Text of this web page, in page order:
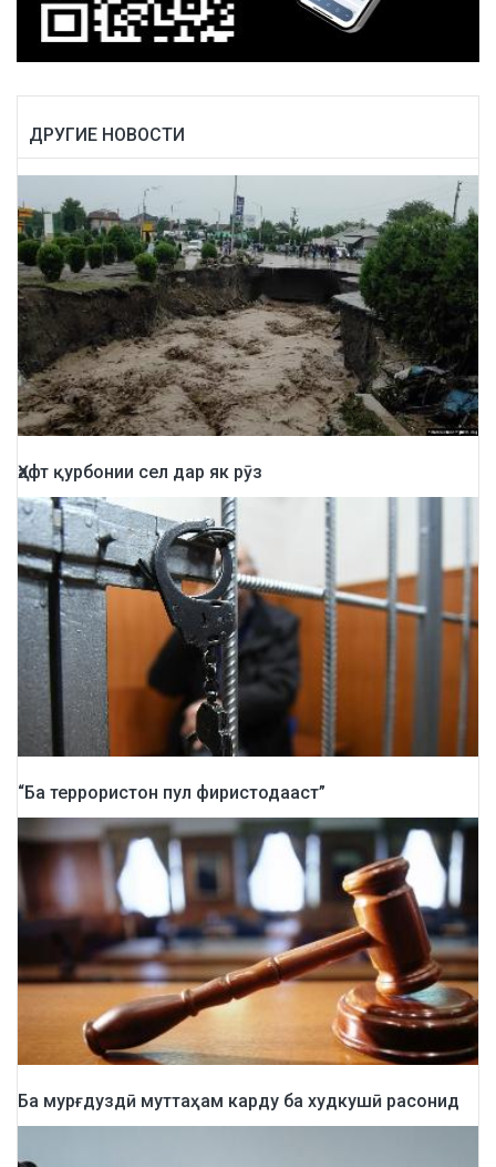
ДРУГИЕ НОВОСТИ
Ҳафт қурбонии сел дар як рӯз
“Ба террористон пул фиристодааст”
Ба мурғдуздӣ муттаҳам карду ба худкушӣ расонид